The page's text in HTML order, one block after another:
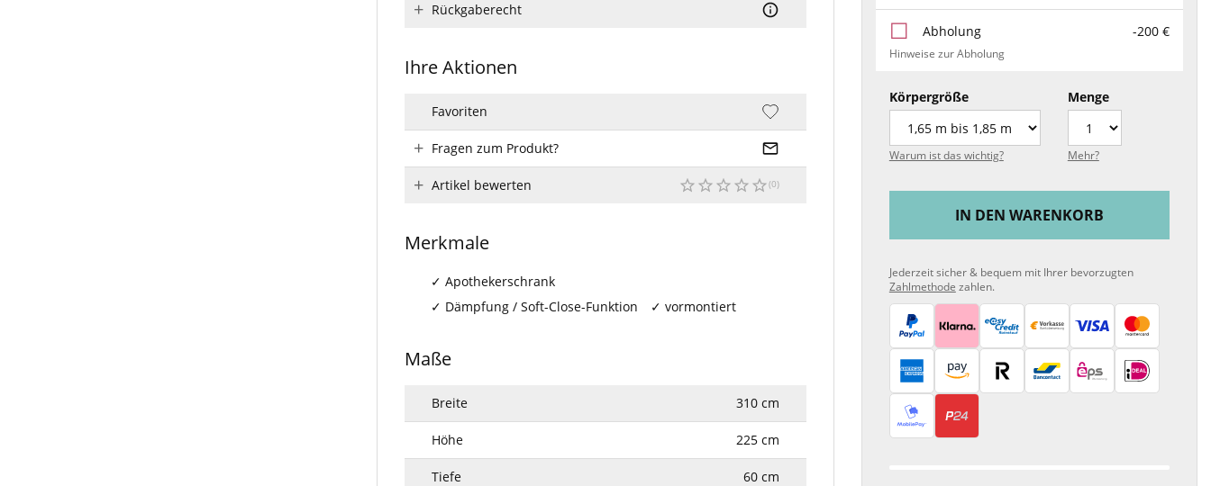
Abholung -200 €
Hinweise zur Abholung
Körpergröße
Warum ist das wichtig?
Menge
Mehr?
IN DEN WARENKORB
Jederzeit sicher & bequem mit Ihrer bevorzugten
Zahlmethode zahlen.
Rückgaberecht
Ihre Aktionen
Favoriten
Fragen zum Produkt?
Artikel bewerten
Merkmale
Apothekerschrank
Dämpfung / Soft-Close-Funktion
vormontiert
Maße
Breite 310 cm
Höhe 225 cm
Tiefe 60 cm